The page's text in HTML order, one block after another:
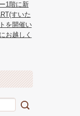
1階に新
すいた
を開催い
お越しく